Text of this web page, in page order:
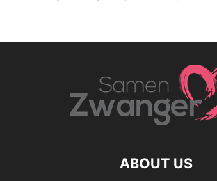
ABOUT US